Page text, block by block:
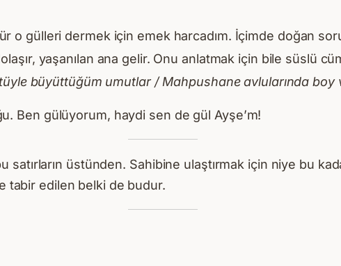
o gülleri dermek için emek harcadım. İçimde doğan
yaşanılan ana gelir. Onu anlatmak için bile süslü
büyüttüğüm umutlar / Mahpushane avlularında boy
Ben gülüyorum, haydi sen de gül Ayşe’m!
satırların üstünden. Sahibine ulaştırmak için niye bu
tabir edilen belki de budur.